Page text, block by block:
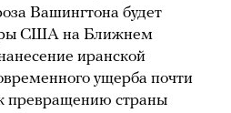
Вашингтона будет
США на Ближнем
иранской
ущерба почти
превращению страны